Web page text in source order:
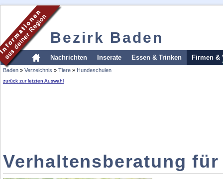
Bezirk Baden
Nachrichten Inserate Essen & Trinken Firmen &
Baden » Verzeichnis » Tiere » Hundeschulen
zurück zur letzten Auswahl
Verhaltensberatung